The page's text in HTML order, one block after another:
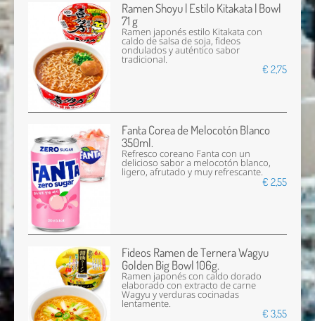
Ramen Shoyu | Estilo Kitakata | Bowl
71 g
Ramen japonés estilo Kitakata con
caldo de salsa de soja, fideos
ondulados y auténtico sabor
tradicional.
€ 2,75
Fanta Corea de Melocotón Blanco
350ml.
Refresco coreano Fanta con un
delicioso sabor a melocotón blanco,
ligero, afrutado y muy refrescante.
€ 2,55
Fideos Ramen de Ternera Wagyu
Golden Big Bowl 106g.
Ramen japonés con caldo dorado
elaborado con extracto de carne
Wagyu y verduras cocinadas
lentamente.
€ 3,55